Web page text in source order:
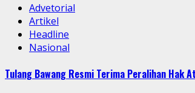
Advetorial
Artikel
Headline
Nasional
Tulang Bawang Resmi Terima Peralihan Hak